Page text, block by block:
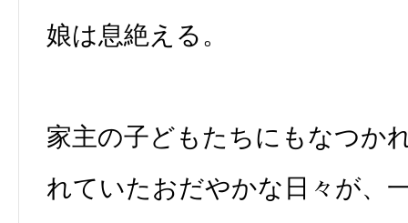
娘は息絶える。
家主の子どもたちにもなつか
れていたおだやかな日々が、